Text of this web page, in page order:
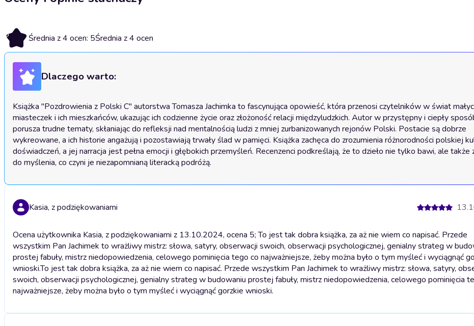
5 Średnia z 4 ocen: 5Średnia z 4 ocen
Dlaczego warto:
Książka "Pozdrowienia z Polski C" autorstwa Tomasza Jachimka to fascynująca opowieść, która przenosi czytelników w świat
miasteczek i ich mieszkańców, ukazując ich codzienne życie oraz złożoność relacji międzyludzkich. Autor w przystępny i ciepły
porusza trudne tematy, skłaniając do refleksji nad mentalnością ludzi z mniej zurbanizowanych rejonów Polski. Postacie są dobrze
wykreowane, a ich historie angażują i pozostawiają trwały ślad w pamięci. Książka zachęca do zrozumienia różnorodności polskiej
doświadczeń, a jej narracja jest pełna emocji i głębokich przemyśleń. Recenzenci podkreślają, że to dzieło nie tylko bawi, ale także
do myślenia, co czyni je niezapomnianą literacką podróżą.
Kasia, z podziękowaniami
Ocena użytkownika Kasia, z podziękowaniami z 13.10.2024, ocena 5; To jest tak dobra książka, za aż nie wiem co napisać. Przede
wszystkim Pan Jachimek to wrażliwy mistrz: słowa, satyry, obserwacji swoich, obserwacji psychologicznej, genialny strateg w
prostej fabuły, mistrz niedopowiedzenia, celowego pominięcia tego co najważniejsze, żeby można było o tym myśleć i wyciągnąć
wnioski.To jest tak dobra książka, za aż nie wiem co napisać. Przede wszystkim Pan Jachimek to wrażliwy mistrz: słowa, satyry,
swoich, obserwacji psychologicznej, genialny strateg w budowaniu prostej fabuły, mistrz niedopowiedzenia, celowego pominięcia
najważniejsze, żeby można było o tym myśleć i wyciągnąć gorzkie wnioski.